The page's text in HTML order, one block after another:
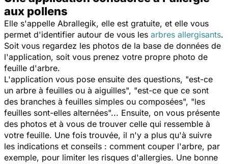
aux pollens
Elle s'appelle Abrallegik, elle est gratuite, et elle vous
permet d'identifier autour de vous les arbres allergisants.
Soit vous regardez les photos de la base de données de
l'application, soit vous prenez votre propre photo de
feuille d'arbre.
L'application vous pose ensuite des questions, "est-ce
un arbre à feuilles ou à aiguilles", "est-ce que ce sont
des branches à feuilles simples ou composées", "les
feuilles sont-elles alternées"... Ensuite, on vous présente
des photos et à vous de trouver celle qui ressemble à
votre feuille. Une fois trouvée, il n'y a plus qu'à suivre
les indications et conseils : comment couper l'arbre, par
exemple, pour limiter les risques d'allergies. Une bonne